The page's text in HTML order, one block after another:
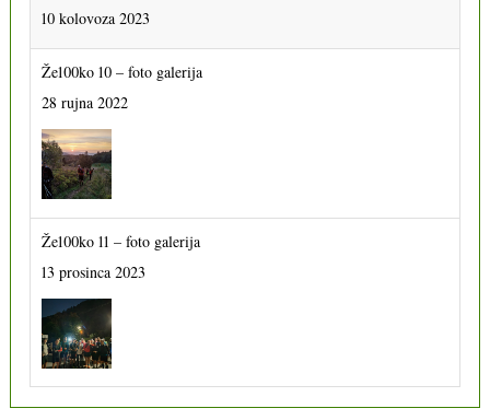
10 kolovoza 2023
Že100ko 10 – foto galerija
28 rujna 2022
Že100ko 11 – foto galerija
13 prosinca 2023